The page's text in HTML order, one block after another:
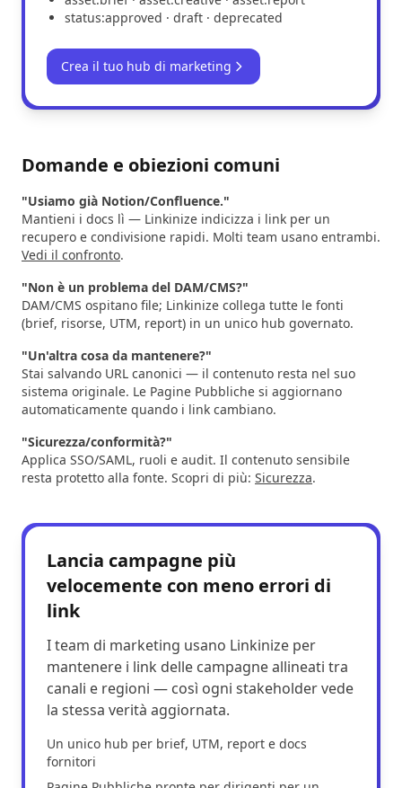
status:approved · draft · deprecated
Crea il tuo hub di marketing
Domande e obiezioni comuni
"Usiamo già Notion/Confluence."
Mantieni i docs lì — Linkinize indicizza i link per un
recupero e condivisione rapidi. Molti team usano entrambi.
Vedi il confronto.
"Non è un problema del DAM/CMS?"
DAM/CMS ospitano file; Linkinize collega tutte le fonti
(brief, risorse, UTM, report) in un unico hub governato.
"Un'altra cosa da mantenere?"
Stai salvando URL canonici — il contenuto resta nel suo
sistema originale. Le Pagine Pubbliche si aggiornano
automaticamente quando i link cambiano.
"Sicurezza/conformità?"
Applica SSO/SAML, ruoli e audit. Il contenuto sensibile
resta protetto alla fonte. Scopri di più: Sicurezza.
Lancia campagne più
velocemente con meno errori di
link
I team di marketing usano Linkinize per
mantenere i link delle campagne allineati tra
canali e regioni — così ogni stakeholder vede
la stessa verità aggiornata.
Un unico hub per brief, UTM, report e docs
fornitori